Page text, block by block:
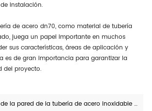
instalación.
de acero dn70, como material de tubería
juega un papel importante en muchos
sus características, áreas de aplicación y
es de gran importancia para garantizar la
del proyecto.
pared de la tubería de acero inoxidable y resistencia a la presión